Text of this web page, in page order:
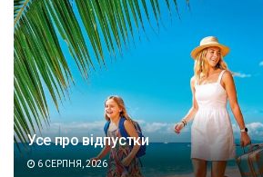
Усе про відпустки
6 СЕРПНЯ, 2026